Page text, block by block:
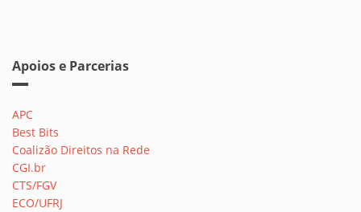
Apoios e Parcerias
APC
Best Bits
Coalizão Direitos na Rede
CGI.br
CTS/FGV
ECO/UFRJ